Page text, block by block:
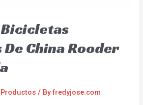
China Rooder
Productos / Byfredyjose.com